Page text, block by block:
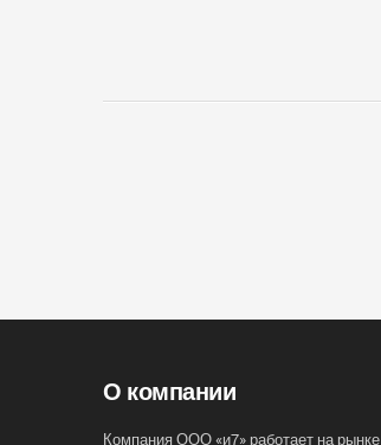
О компании
Компания ООО «и7» работает на рынке